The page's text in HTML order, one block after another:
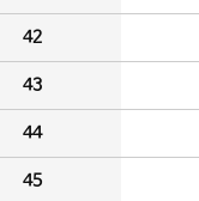
42
43
44
45